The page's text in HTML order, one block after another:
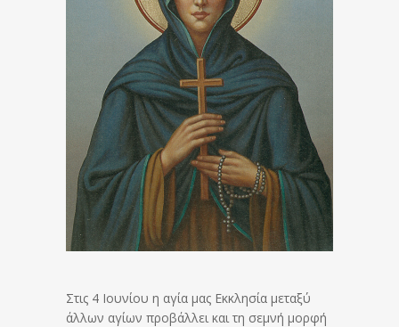
Στις 4 Ιουνίου η αγία μας Εκκλησία μεταξύ
άλλων αγίων προβάλλει και τη σεμνή μορφή